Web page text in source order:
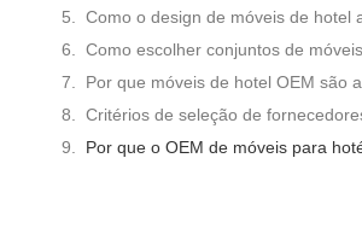
Como o design de móveis de hotel
Como escolher conjuntos de
Por que móveis de hotel OEM são
Critérios de seleção de
Por que o OEM de móveis para